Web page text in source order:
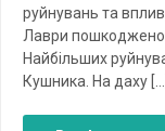
руйнувань та
Лаври пошкоджено
Найбільших
Кушника. На даху […]